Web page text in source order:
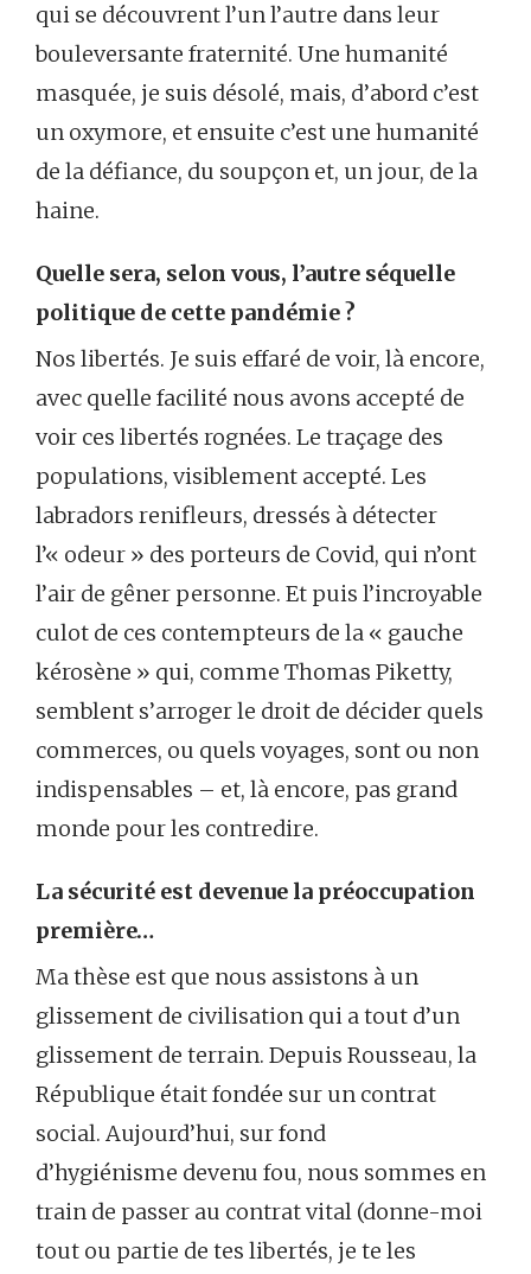
qui se découvrent l’un l’autre dans leur
bouleversante fraternité. Une humanité
masquée, je suis désolé, mais, d’abord c’est
un oxymore, et ensuite c’est une humanité
de la défiance, du soupçon et, un jour, de la
haine.
Quelle sera, selon vous, l’autre séquelle
politique de cette pandémie ?
Nos libertés. Je suis effaré de voir, là encore,
avec quelle facilité nous avons accepté de
voir ces libertés rognées. Le traçage des
populations, visiblement accepté. Les
labradors renifleurs, dressés à détecter
l’« odeur » des porteurs de Covid, qui n’ont
l’air de gêner personne. Et puis l’incroyable
culot de ces contempteurs de la « gauche
kérosène » qui, comme Thomas Piketty,
semblent s’arroger le droit de décider quels
commerces, ou quels voyages, sont ou non
indispensables – et, là encore, pas grand
monde pour les contredire.
La sécurité est devenue la préoccupation
première…
Ma thèse est que nous assistons à un
glissement de civilisation qui a tout d’un
glissement de terrain. Depuis Rousseau, la
République était fondée sur un contrat
social. Aujourd’hui, sur fond
d’hygiénisme devenu fou, nous sommes en
train de passer au contrat vital (donne-moi
tout ou partie de tes libertés, je te les